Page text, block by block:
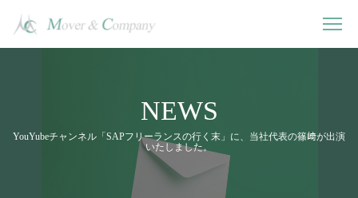
NEWS
YouYubeチャンネル「SAPフリーランスの行く末」に、当社代表の篠﨑が出演
いたしました。